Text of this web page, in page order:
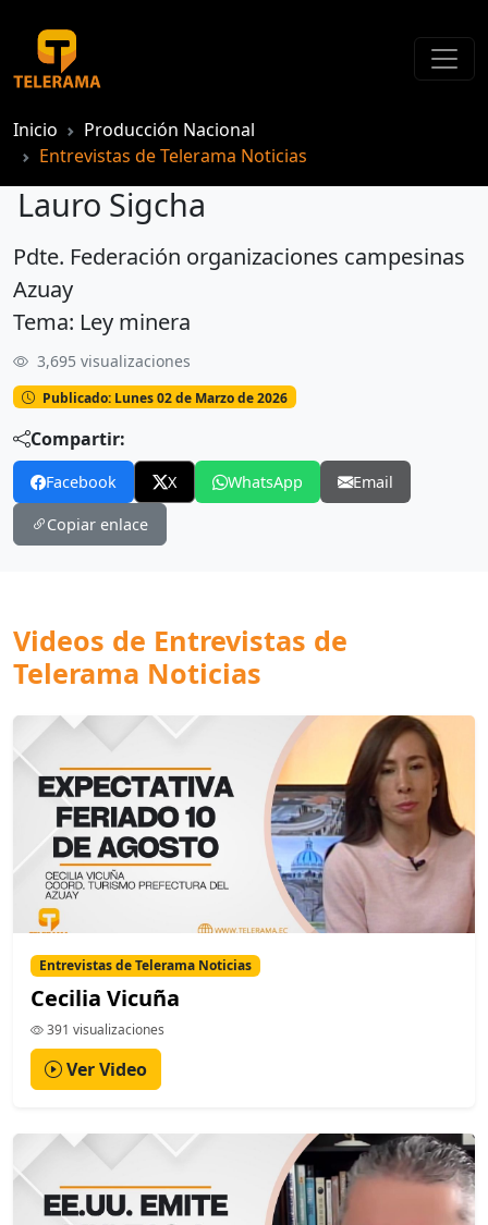
Inicio
Producción Nacional
Entrevistas de Telerama Noticias
Lauro Sigcha
Lauro Sigcha
Pdte. Federación organizaciones campesinas
Azuay
Tema: Ley minera
3,695 visualizaciones
Publicado: Lunes 02 de Marzo de 2026
Compartir:
Facebook X WhatsApp Email
Copiar enlace
Videos de Entrevistas de
Telerama Noticias
Entrevistas de Telerama Noticias
Cecilia Vicuña
391 visualizaciones
Ver Video